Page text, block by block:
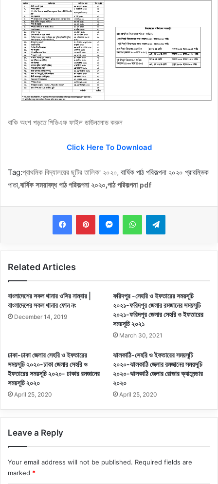
বাকি অংশ পড়তে পিডিএফ ফাইল ডাউনলোড করুন
Click Here To Download
Tag:প্রাথমিক বিদ্যালয়ের ছুটির তালিকা ২০২০, বার্ষিক পাঠ পরিকল্পনা ২০২০ প্রারম্ভিক
পাতা,বার্ষিক সময়াবদ্ধ পাঠ পরিকল্পনা ২০২০,পাঠ পরিকল্পনা pdf
MessengerWhatsAppTelegram
Related Articles
বাংলাদেশের সকল থানার ওসির নাম্বার |
বাংলাদেশের সকল থানার ফোন নং
December 14, 2019
ফরিদপুর -সেহরি ও ইফতারের সময়সূচি
২০২১-ফরিদপুর জেলার রমজানের সময়সূচি
২০২১-ফরিদপুর জেলার সেহরি ও ইফতারের
সময়সূচি ২০২১
March 30, 2021
ঢাকা-ঢাকা জেলার সেহরি ও ইফতারের
সময়সূচি ২০২০-ঢাকা জেলার সেহরি ও
ইফতারের সময়সূচি ২০২০- ঢাকার রমজানের
সময়সূচি ২০২০
April 25, 2020
ঝালকাঠি-সেহরি ও ইফতারের সময়সূচি
২০২০-ঝালকাঠি জেলার রমজানের সময়সূচি
২০২০-ঝালকাঠি জেলার রোজার ক্যালেন্ডার
২০২০
April 25, 2020
Leave a Reply
Your email address will not be published. Required fields are
marked *